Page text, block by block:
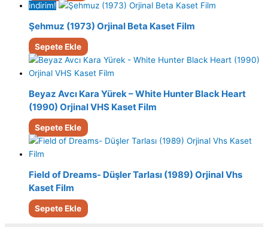
indirim!
Şehmuz (1973) Orjinal Beta Kaset Film
Sepete Ekle
Beyaz Avcı Kara Yürek – White Hunter Black Heart
(1990) Orjinal VHS Kaset Film
Sepete Ekle
Field of Dreams- Düşler Tarlası (1989) Orjinal Vhs
Kaset Film
Sepete Ekle